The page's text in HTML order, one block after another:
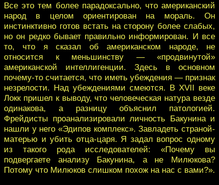
Все это тем более парадоксально, что американский
народ в целом ориентирован на мораль. Он
инстинктивно готов встать на сторону более слабых,
но он редко бывает правильно информирован. И все
то, что я сказал об американском народе, не
относится к меньшинству — «продвинутой»
американской интеллигенции. Здесь в основном
почему-то считается, что иметь убеждения — признак
незрелости. Над убеждениями смеются. В XVII веке
Локк пришел к выводу, что человеческая натура везде
одинакова, а разницу объяснил патологией.
Фрейдисты проанализировали личность Бакунина и
нашли у него «Эдипов комплекс». Завладеть страной-
матерью и убить отца-царя. Я задал вопрос одному
из такого рода исследователей: «Почему вы
подвергаете анализу Бакунина, а не Милюкова?
Потому что Милюков слишком похож на нас с вами?».